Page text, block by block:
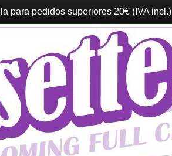
para pedidos superiores 20€ (IVA incl.)